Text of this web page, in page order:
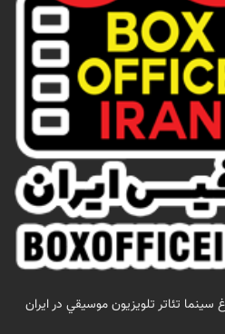
سينما تئاتر تلويزيون موسيقي در ايران